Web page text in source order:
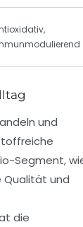
und
Segment,
Qualität und
die